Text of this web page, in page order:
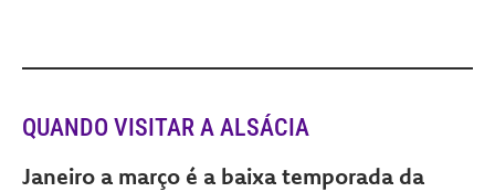
QUANDO VISITAR A ALSÁCIA
Janeiro a março é a baixa temporada da